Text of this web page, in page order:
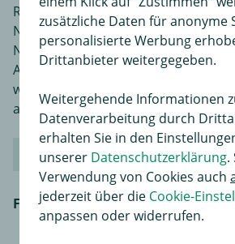
Renault ist ein großer französischer
Nach der strategischen Allianz mit
Nissan" in der Zwischenzeit zu
Automobilhersteller der Welt
wurde im Jahr 1898 gegründet und
als 125.000 Mitarbeiter weltweit.
Renault MEGANE III Coupe
Fahrzeugmodell
Renault
(DZ0/1_)
zusätzliche Daten für anonyme
personalisierte Werbung
Drittanbieter weitergegeben.
Weitergehende Informationen
Datenverarbeitung durch
erhalten Sie in den
unserer Datenschutzerklärung.
Verwendung von Cookies auch
jederzeit über die Cookie-
anpassen oder widerrufen.